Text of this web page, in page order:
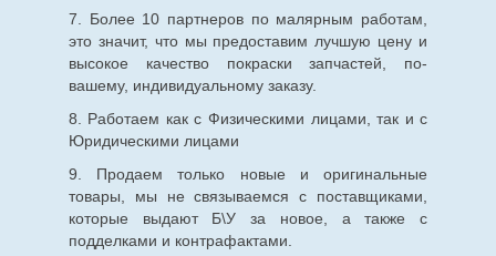
7. Более 10 партнеров по малярным работам,
это значит, что мы предоставим лучшую цену и
высокое качество покраски запчастей, по-
вашему, индивидуальному заказу.
8. Работаем как с Физическими лицами, так и с
Юридическими лицами
9. Продаем только новые и оригинальные
товары, мы не связываемся с поставщиками,
которые выдают Б\У за новое, а также с
подделками и контрафактами.